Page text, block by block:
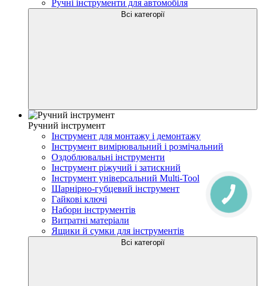
Ручні інструменти для автомобіля
Всі категорії
Ручний інструмент
Інструмент для монтажу і демонтажу
Інструмент вимірювальний і розмічальний
Оздоблювальні інструменти
Інструмент ріжучий і затискний
Інструмент універсальний Multi-Tool
Шарнірно-губцевий інструмент
Гайкові ключі
Набори інструментів
Витратні матеріали
Ящики й сумки для інструментів
Всі категорії